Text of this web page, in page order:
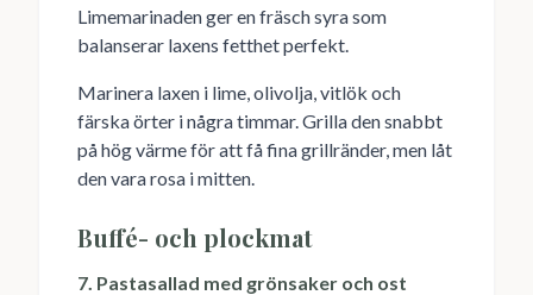
Limemarinaden ger en fräsch syra som
balanserar laxens fetthet perfekt.
Marinera laxen i lime, olivolja, vitlök och
färska örter i några timmar. Grilla den snabbt
på hög värme för att få fina grillränder, men låt
den vara rosa i mitten.
Buffé- och plockmat
7. Pastasallad med grönsaker och ost